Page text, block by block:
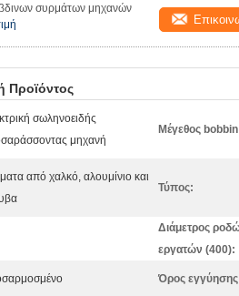
συρμάτων μηχανών
Προϊόντος
σωληνοειδής
μηχανή
Μέγεθος
από χαλκό, αλουμίνιο και
Τύπος:
Διάμετρος
εργατών (400):
Όρος